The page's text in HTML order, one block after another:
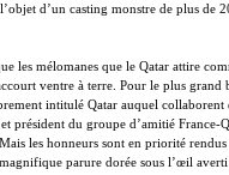
d’un casting monstre de plus de
les mélomanes que le Qatar attire
ventre à terre. Pour le plus grand
intitulé Qatar auquel
président du groupe d’amitié France-
les honneurs sont en priorité
parure dorée sous l’œil